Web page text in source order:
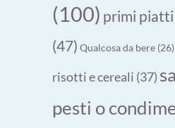
(100) primi
(47) Qualcosa da bere (26)
risotti e cereali (37)
pesti o